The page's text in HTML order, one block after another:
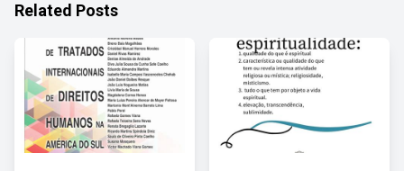
Related Posts